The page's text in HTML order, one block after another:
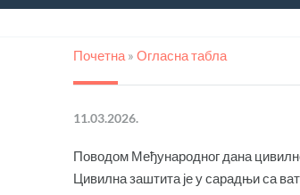
Почетна » Огласна табла
11.03.2026.
Поводом Међународног дана
Цивилна заштита је у сарадњи са